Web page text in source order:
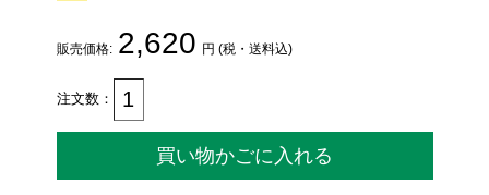
販売価格: 2,620 円 (税・送料込)
注文数：
買い物かごに入れる